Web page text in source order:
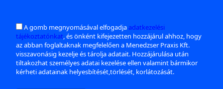
A gomb megnyomásával elfogadjaadatkezelési
tájékoztatónkat, és önként kifejezetten hozzájárul ahhoz, hogy
az abban foglaltaknak megfelelően a Menedzser Praxis Kft.
visszavonásig kezelje és tárolja adatait. Hozzájárulása után
tiltakozhat személyes adatai kezelése ellen valamint bármikor
kérheti adatainak helyesbítését,törlését, korlátozását.